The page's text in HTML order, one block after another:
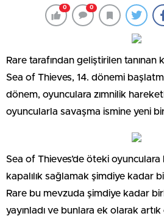
0 0
Rare tarafından geliştirilen tanınan
Sea of Thieves, 14. dönemi
dönem, oyunculara zımnilik
oyuncularla savaşma ismine yeni
Sea of Thieves’de öteki oyunculara
kapalılık sağlamak şimdiye kadar
Rare bu mevzuda şimdiye kadar
yayınladı ve bunlara ek olarak